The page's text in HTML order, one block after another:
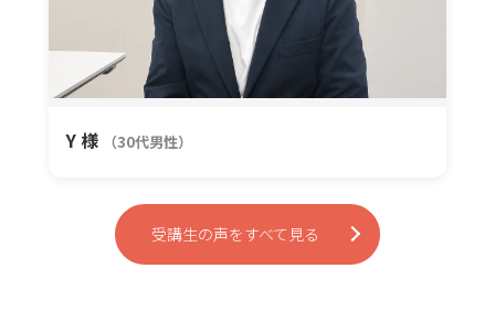
Y 様 （30代男性）
受講生の声をすべて見る